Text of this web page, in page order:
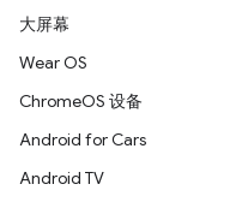
大屏幕
Wear OS
ChromeOS 设备
Android for Cars
Android TV